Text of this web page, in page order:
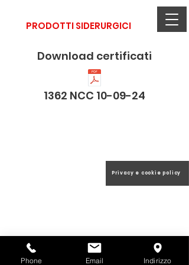
PRODOTTI SIDERURGICI
Download certificati
1362 NCC 10-09-24
Privacy e cookie policy
Phone Email Indirizzo